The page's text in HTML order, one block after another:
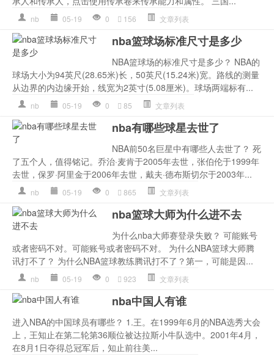
nb 05-19 0 156 文章列表
nba篮球场标准尺寸是多少
NBA篮球场的标准尺寸是多少？ NBA的
球场大小为94英尺(28.65米)长，50英尺(15.24米)宽。路线的测量
从边界的内边缘开始，线宽为2英寸(5.08厘米)。球场两端标有...
nb 05-19 0 85 文章列表
nba有哪些球星去世了
NBA前50名巨星中有哪些人去世了？ 死
了五个人，值得铭记。乔治·麦肯于2005年去世，张伯伦于1999年
去世，保罗·阿里金于2006年去世，戴夫·德布斯切尔于2003年...
nb 05-19 0 865 文章列表
nba篮球大师为什么进不去
为什么nba大师赛登录失败？ 可能账号
或者密码不对。可能账号或者密码不对。 为什么NBA篮球大师腾
讯打不了？ 为什么NBA篮球教练腾讯打不了？第一，可能是因...
nb 05-19 0 923 文章列表
nba中国人有谁
进入NBA的中国球员有哪些？ 1.王。在1999年6月的NBA选秀大会
上，王知止在第二轮第36顺位被达拉斯小牛队选中。2001年4月，
在8月1日夺得总冠军后，知止前往美...